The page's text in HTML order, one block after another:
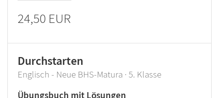
24,50 EUR
Durchstarten
Englisch - Neue BHS-Matura · 5. Klasse
Übungsbuch mit Lösungen